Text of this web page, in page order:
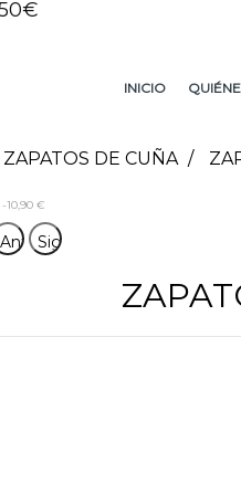
INICIO
ZAPATOS DE CUÑA
-10,90 €
AnteriorSiguiente